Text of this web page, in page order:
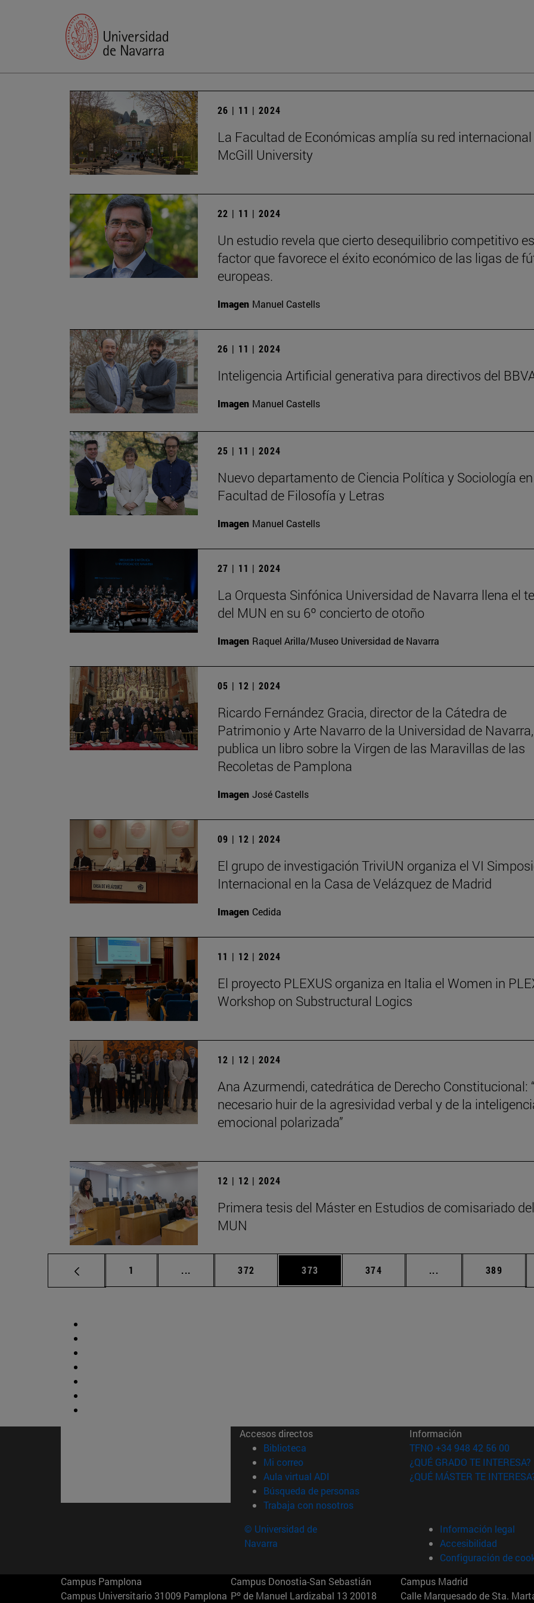
26 | 11 | 2024
La Facultad de Económicas amplía su red
McGill University
22 | 11 | 2024
Un estudio revela que cierto desequilibrio competitivo
factor que favorece el éxito económico de las ligas de
europeas.
Imagen Manuel Castells
26 | 11 | 2024
Inteligencia Artificial generativa para directivos del
Imagen Manuel Castells
25 | 11 | 2024
Nuevo departamento de Ciencia Política y Sociología
Facultad de Filosofía y Letras
Imagen Manuel Castells
27 | 11 | 2024
La Orquesta Sinfónica Universidad de Navarra llena el
del MUN en su 6º concierto de otoño
Imagen Raquel Arilla/Museo Universidad de Navarra
05 | 12 | 2024
Ricardo Fernández Gracia, director de la Cátedra de
Patrimonio y Arte Navarro de la Universidad de Navarra,
publica un libro sobre la Virgen de las Maravillas de las
Recoletas de Pamplona
Imagen José Castells
09 | 12 | 2024
El grupo de investigación TriviUN organiza el VI
Internacional en la Casa de Velázquez de Madrid
Imagen Cedida
11 | 12 | 2024
El proyecto PLEXUS organiza en Italia el Women in
Workshop on Substructural Logics
12 | 12 | 2024
Ana Azurmendi, catedrática de Derecho Constitucional:
necesario huir de la agresividad verbal y de la
emocional polarizada”
12 | 12 | 2024
Primera tesis del Máster en Estudios de comisariado del
MUN
Página
1 ... Páginas intermedias Use TAB para desplazarse.
Página
372 Página
373 Página
374 ... Páginas intermedias
Página
389
Accesos directos
Biblioteca (abre en nueva ventana)
Mi correo(abre en nueva ventana)
Aula virtual ADI (abre en nueva ventana)
Búsqueda de personas(abre en nueva ventana)
Trabaja con nosotros(abre en nueva ventana)
Información
TFNO +34 948 42 56 00
¿QUÉ GRADO TE INTERESA?
¿QUÉ MÁSTER TE
© Universidad de
Navarra
Información legal
Accesibilidad
Configuración de
Campus Pamplona
Campus Universitario 31009 Pamplona
Campus Donostia-San Sebastián
Pº de Manuel Lardizabal 13 20018
Campus Madrid
Calle Marquesado de Sta.